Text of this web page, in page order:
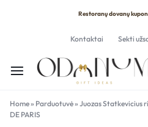
Restoranų dovanų
Kontaktai Sekti
Home» Parduotuvė» Juozas Statkevicius
DE PARIS